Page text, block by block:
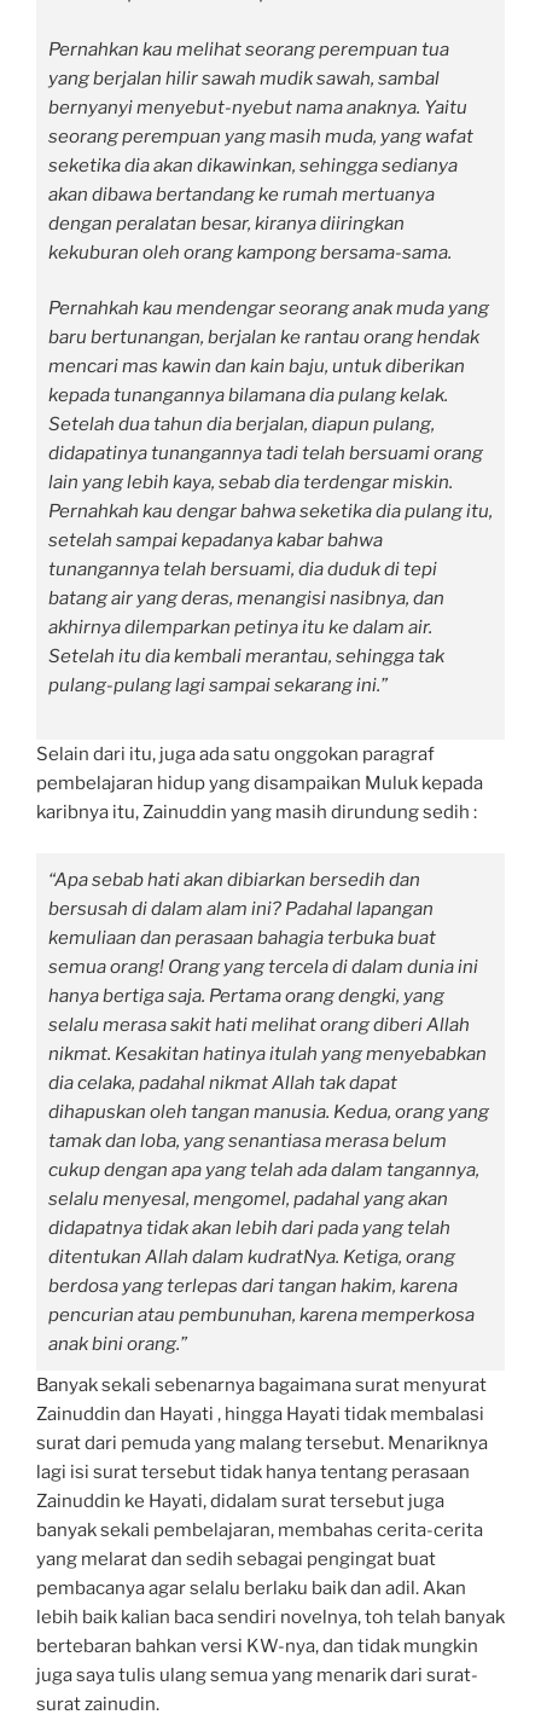
Pernahkan kau melihat seorang perempuan tua
yang berjalan hilir sawah mudik sawah, sambal
bernyanyi menyebut-nyebut nama anaknya. Yaitu
seorang perempuan yang masih muda, yang wafat
seketika dia akan dikawinkan, sehingga sedianya
akan dibawa bertandang ke rumah mertuanya
dengan peralatan besar, kiranya diiringkan
kekuburan oleh orang kampong bersama-sama.
Pernahkah kau mendengar seorang anak muda yang
baru bertunangan, berjalan ke rantau orang hendak
mencari mas kawin dan kain baju, untuk diberikan
kepada tunangannya bilamana dia pulang kelak.
Setelah dua tahun dia berjalan, diapun pulang,
didapatinya tunangannya tadi telah bersuami orang
lain yang lebih kaya, sebab dia terdengar miskin.
Pernahkah kau dengar bahwa seketika dia pulang itu,
setelah sampai kepadanya kabar bahwa
tunangannya telah bersuami, dia duduk di tepi
batang air yang deras, menangisi nasibnya, dan
akhirnya dilemparkan petinya itu ke dalam air.
Setelah itu dia kembali merantau, sehingga tak
pulang-pulang lagi sampai sekarang ini.”
Selain dari itu, juga ada satu onggokan paragraf
pembelajaran hidup yang disampaikan Muluk kepada
karibnya itu, Zainuddin yang masih dirundung sedih :
“Apa sebab hati akan dibiarkan bersedih dan
bersusah di dalam alam ini? Padahal lapangan
kemuliaan dan perasaan bahagia terbuka buat
semua orang! Orang yang tercela di dalam dunia ini
hanya bertiga saja. Pertama orang dengki, yang
selalu merasa sakit hati melihat orang diberi Allah
nikmat. Kesakitan hatinya itulah yang menyebabkan
dia celaka, padahal nikmat Allah tak dapat
dihapuskan oleh tangan manusia. Kedua, orang yang
tamak dan loba, yang senantiasa merasa belum
cukup dengan apa yang telah ada dalam tangannya,
selalu menyesal, mengomel, padahal yang akan
didapatnya tidak akan lebih dari pada yang telah
ditentukan Allah dalam kudratNya. Ketiga, orang
berdosa yang terlepas dari tangan hakim, karena
pencurian atau pembunuhan, karena memperkosa
anak bini orang.”
Banyak sekali sebenarnya bagaimana surat menyurat
Zainuddin dan Hayati , hingga Hayati tidak membalasi
surat dari pemuda yang malang tersebut. Menariknya
lagi isi surat tersebut tidak hanya tentang perasaan
Zainuddin ke Hayati, didalam surat tersebut juga
banyak sekali pembelajaran, membahas cerita-cerita
yang melarat dan sedih sebagai pengingat buat
pembacanya agar selalu berlaku baik dan adil. Akan
lebih baik kalian baca sendiri novelnya, toh telah banyak
bertebaran bahkan versi KW-nya, dan tidak mungkin
juga saya tulis ulang semua yang menarik dari surat-
surat zainudin.